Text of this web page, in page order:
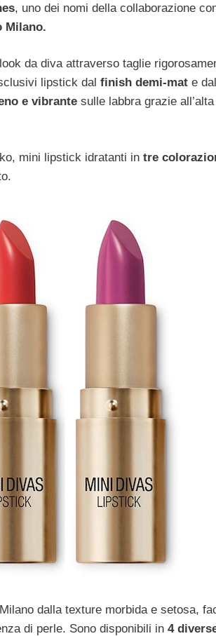
, uno dei nomi della collaborazione
Milano.
da diva attraverso taglie
lipstick dal finish demi-mat e
e vibrante sulle labbra grazie
mini lipstick idratanti in tre
dalla texture morbida e setosa,
di perle. Sono disponibili in 4